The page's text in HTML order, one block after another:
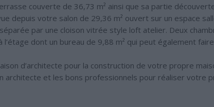
couverte de 36,73 m² ainsi que sa partie
depuis votre salon de 29,36 m² ouvert sur un espace
par une cloison vitrée style loft atelier. Deux
dont un bureau de 9,88 m² qui peut également
d’architecte pour la construction de votre propre
architecte et les bons professionnels pour réaliser votre